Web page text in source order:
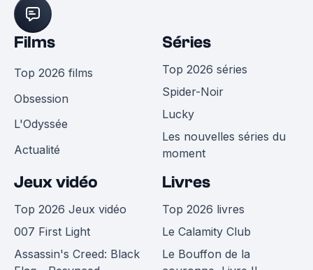
Films
Top 2026 films
Obsession
L'Odyssée
Actualité
Séries
Top 2026 séries
Spider-Noir
Lucky
Les nouvelles séries du
moment
Jeux vidéo
Top 2026 Jeux vidéo
007 First Light
Assassin's Creed: Black
Livres
Top 2026 livres
Le Calamity Club
Le Bouffon de la